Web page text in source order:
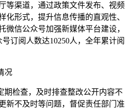
等渠道，通过政策文件发布、视频
化形式，提升信息传播的直观性、
微信公众号加强新媒体平台建设，
订阅人数达10250人，全年累计阅
况
检查，及时排查整改公开内容不
新不及时等问题，督促责任部门准